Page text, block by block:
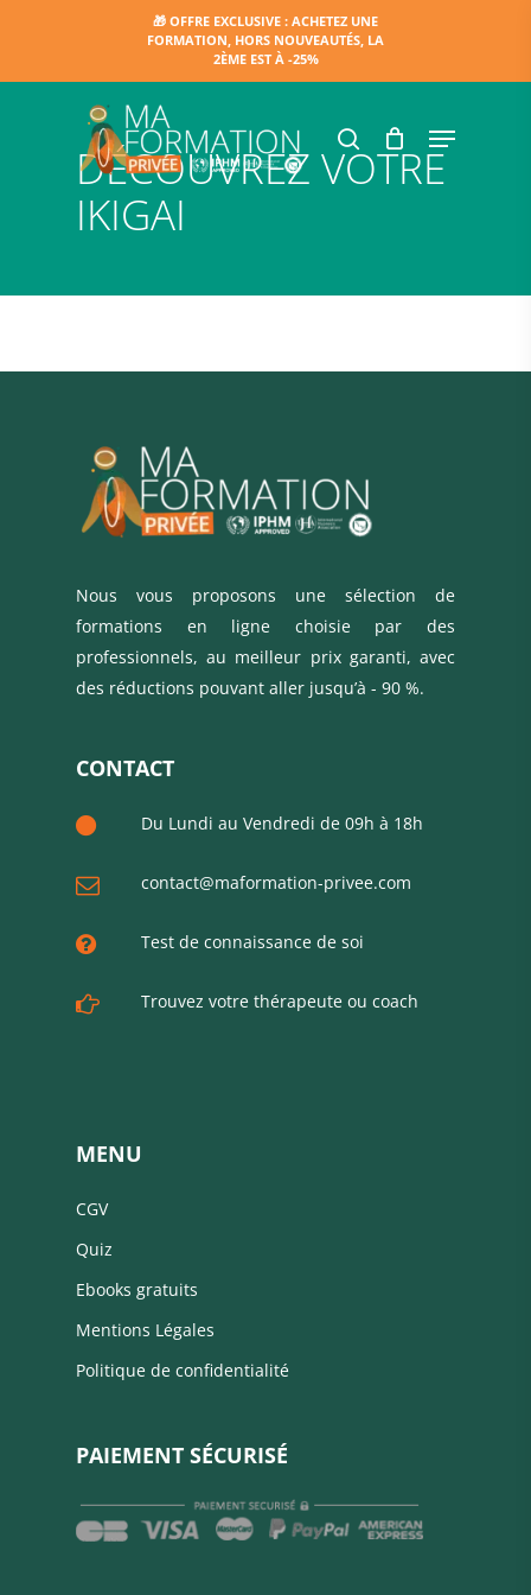
🎁 OFFRE EXCLUSIVE : ACHETEZ UNE
FORMATION, HORS NOUVEAUTÉS, LA
2ÈME EST À -25%
search Menu
DÉCOUVREZ VOTRE
IKIGAI
Nous vous proposons une sélection de
formations en ligne choisie par des
professionnels, au meilleur prix garanti, avec
des réductions pouvant aller jusqu’à - 90 %.
CONTACT
Du Lundi au Vendredi de 09h à 18h
contact@maformation-privee.com
Test de connaissance de soi
Trouvez votre thérapeute ou coach
MENU
CGV
Quiz
Ebooks gratuits
Mentions Légales
Politique de confidentialité
PAIEMENT SÉCURISÉ